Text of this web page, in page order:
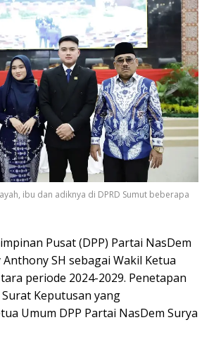
ibu dan adiknya di DPRD Sumut beberapa
Pusat (DPP) Partai NasDem
SH sebagai Wakil Ketua
periode 2024-2029. Penetapan
Keputusan yang
Umum DPP Partai NasDem Surya